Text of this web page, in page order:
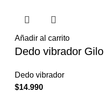
Añadir al carrito
Dedo vibrador Gilo
Dedo vibrador
$14.990